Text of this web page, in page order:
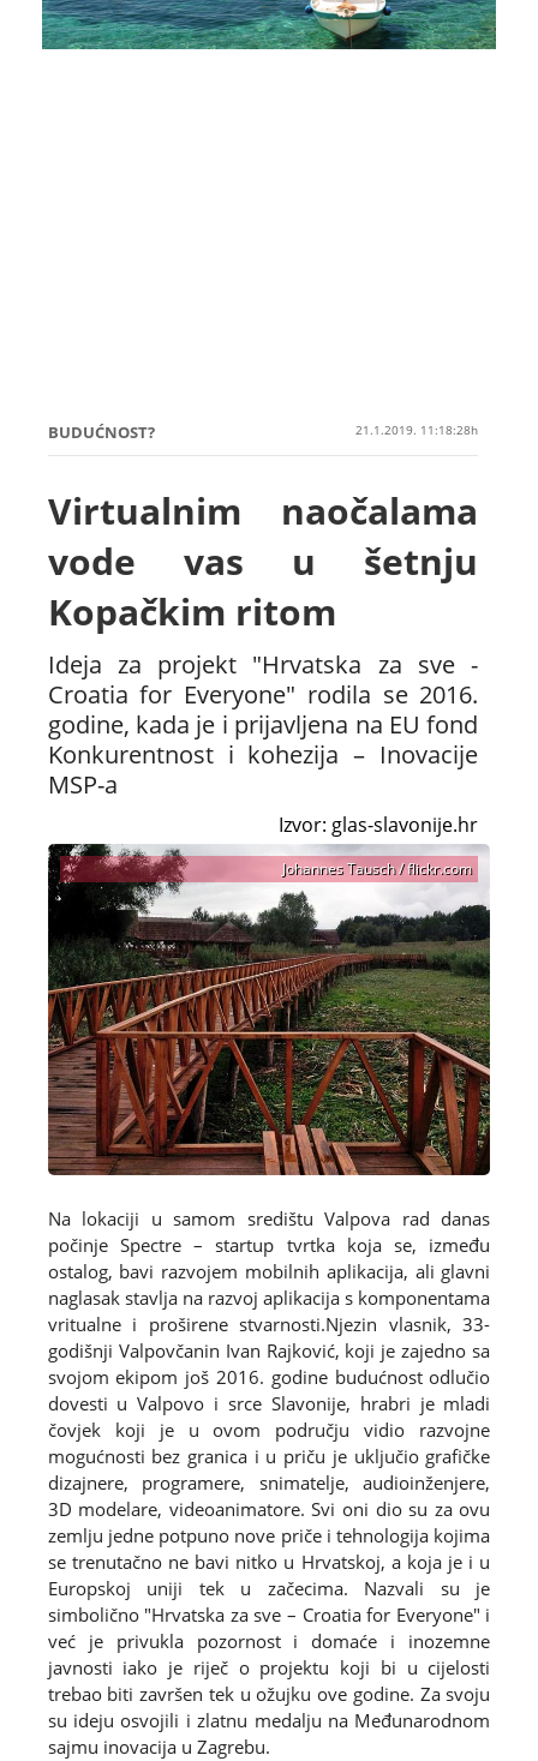
BUDUĆNOST? 21.1.2019. 11:18:28h
Virtualnim naočalama
vode vas u šetnju
Kopačkim ritom
Ideja za projekt "Hrvatska za sve -
Croatia for Everyone" rodila se 2016.
godine, kada je i prijavljena na EU fond
Konkurentnost i kohezija – Inovacije
MSP-a
Izvor: glas-slavonije.hr
Johannes Tausch / flickr.com
Na lokaciji u samom središtu Valpova rad danas
počinje Spectre – startup tvrtka koja se, između
ostalog, bavi razvojem mobilnih aplikacija, ali glavni
naglasak stavlja na razvoj aplikacija s komponentama
vritualne i proširene stvarnosti.Njezin vlasnik, 33-
godišnji Valpovčanin Ivan Rajković, koji je zajedno sa
svojom ekipom još 2016. godine budućnost odlučio
dovesti u Valpovo i srce Slavonije, hrabri je mladi
čovjek koji je u ovom području vidio razvojne
mogućnosti bez granica i u priču je uključio grafičke
dizajnere, programere, snimatelje, audioinženjere,
3D modelare, videoanimatore. Svi oni dio su za ovu
zemlju jedne potpuno nove priče i tehnologija kojima
se trenutačno ne bavi nitko u Hrvatskoj, a koja je i u
Europskoj uniji tek u začecima. Nazvali su je
simbolično "Hrvatska za sve – Croatia for Everyone" i
već je privukla pozornost i domaće i inozemne
javnosti iako je riječ o projektu koji bi u cijelosti
trebao biti završen tek u ožujku ove godine. Za svoju
su ideju osvojili i zlatnu medalju na Međunarodnom
sajmu inovacija u Zagrebu.